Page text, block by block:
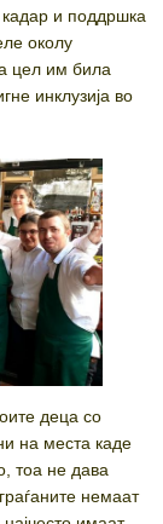
кадар и поддршка
околу
цел им била
инклузија во
деца со
на места каде
тоа не дава
немаат